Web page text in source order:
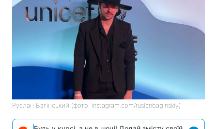
Руслан Багінський (фото: instagram.com/ruslanbaginskiy)